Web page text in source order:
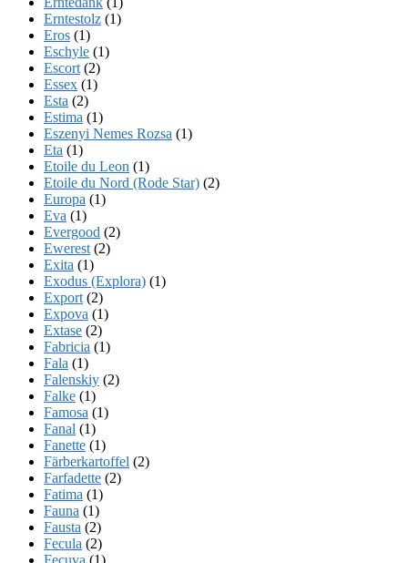
Erntestolz (1)
Eros (1)
Eschyle (1)
Escort (2)
Essex (1)
Esta (2)
Estima (1)
Eszenyi Nemes Rozsa (1)
Eta (1)
Etoile du Leon (1)
Etoile du Nord (Rode Star) (2)
Europa (1)
Eva (1)
Evergood (2)
Ewerest (2)
Exita (1)
Exodus (Explora) (1)
Export (2)
Expova (1)
Extase (2)
Fabricia (1)
Fala (1)
Falenskiy (2)
Falke (1)
Famosa (1)
Fanal (1)
Fanette (1)
Färberkartoffel (2)
Farfadette (2)
Fatima (1)
Fauna (1)
Fausta (2)
Fecula (2)
Fecuva (1)